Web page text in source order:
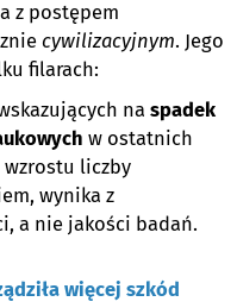
z postępem
cywilizacyjnym. Jego
filarach:
na spadek
w ostatnich
liczby
wynika z
a nie jakości badań.
więcej szkód